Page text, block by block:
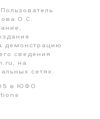
О.С.
демонстрацию
сведения
на
сетях.
в ЮФО